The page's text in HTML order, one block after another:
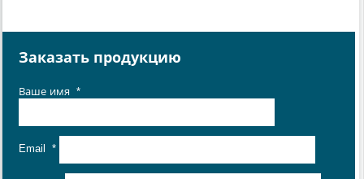
Заказать продукцию
Ваше имя *
Email *